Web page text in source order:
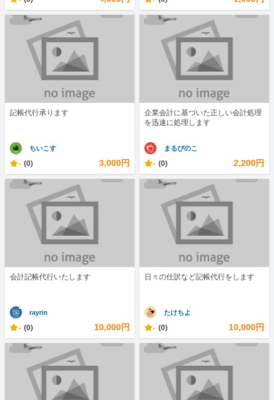
記帳代行承ります
ちいこす
- (0) 3,000円
企業会計に基づいた正しい会計処理
を迅速に処理します
まるぴのこ
- (0) 2,200円
会計記帳代行いたします
rayrin
- (0) 10,000円
日々の仕訳など記帳代行をします
たけちよ
- (0) 10,000円